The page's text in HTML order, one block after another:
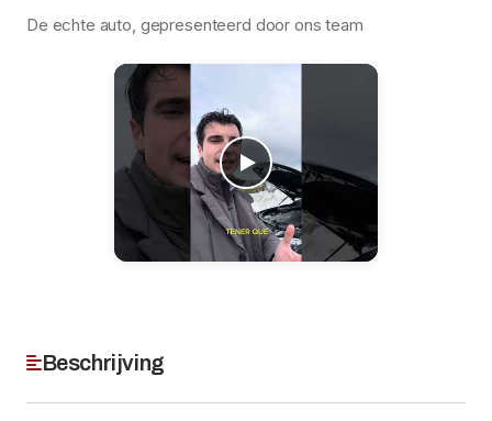
De echte auto, gepresenteerd door ons team
Beschrijving